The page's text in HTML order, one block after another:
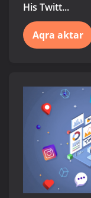
His Twitt...
Aqra aktar